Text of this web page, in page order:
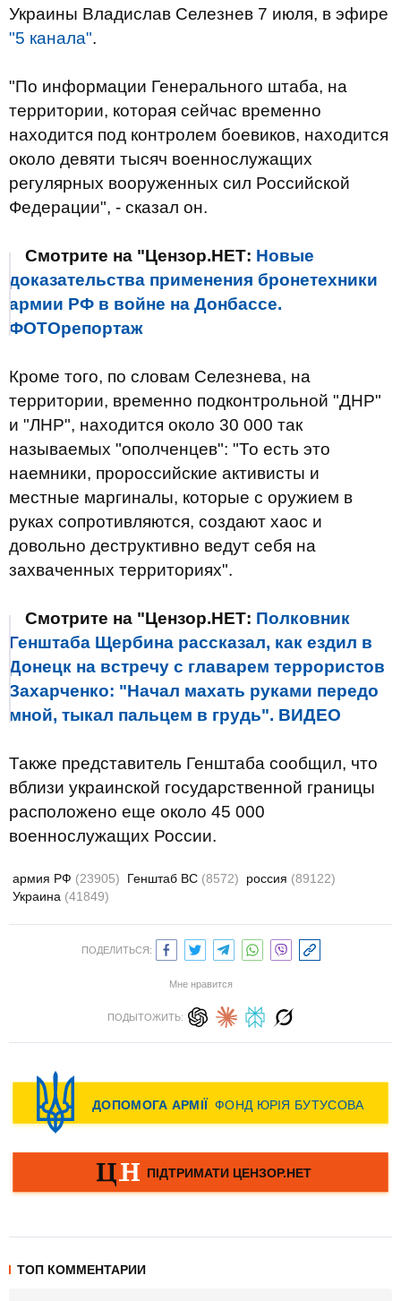
Украины Владислав Селезнев 7 июля, в эфире
"5 канала".
"По информации Генерального штаба, на
территории, которая сейчас временно
находится под контролем боевиков, находится
около девяти тысяч военнослужащих
регулярных вооруженных сил Российской
Федерации", - сказал он.
Смотрите на "Цензор.НЕТ: Новые
доказательства применения бронетехники
армии РФ в войне на Донбассе.
ФОТОрепортаж
Кроме того, по словам Селезнева, на
территории, временно подконтрольной "ДНР"
и "ЛНР", находится около 30 000 так
называемых "ополченцев": "То есть это
наемники, пророссийские активисты и
местные маргиналы, которые с оружием в
руках сопротивляются, создают хаос и
довольно деструктивно ведут себя на
захваченных территориях".
Смотрите на "Цензор.НЕТ: Полковник
Генштаба Щербина рассказал, как ездил в
Донецк на встречу с главарем террористов
Захарченко: "Начал махать руками передо
мной, тыкал пальцем в грудь". ВИДЕО
Также представитель Генштаба сообщил, что
вблизи украинской государственной границы
расположено еще около 45 000
военнослужащих России.
армия РФ (23905) Генштаб ВС (8572) россия (89122)
Украина (41849)
ПОДЕЛИТЬСЯ:
Мне нравится
ПОДЫТОЖИТЬ:
ТОП КОММЕНТАРИИ